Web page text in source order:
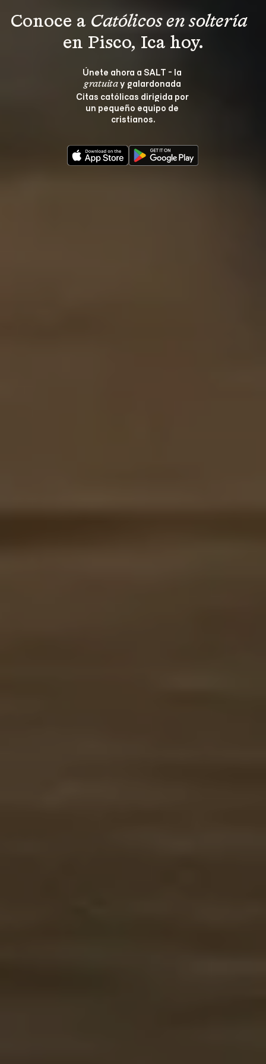
Conoce a Católicos en soltería
en Pisco, Ica hoy.
Únete ahora a SALT - la
gratuita y galardonada
Citas católicas dirigida por
un pequeño equipo de
cristianos.